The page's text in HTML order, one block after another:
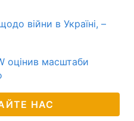
війни в Україні, –
оцінив масштаби
НАС